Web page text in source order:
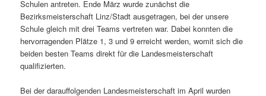
Schulen antreten. Ende März wurde zunächst die
Bezirksmeisterschaft Linz/Stadt ausgetragen, bei der unsere
Schule gleich mit drei Teams vertreten war. Dabei konnten die
hervorragenden Plätze 1, 3 und 9 erreicht werden, womit sich die
beiden besten Teams direkt für die Landesmeisterschaft
qualifizierten.
Bei der darauffolgenden Landesmeisterschaft im April wurden